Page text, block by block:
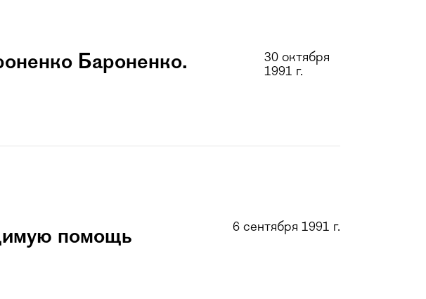
Баpоненко.
30 октября
1991 г.
помощь 6 сентября 1991 г.